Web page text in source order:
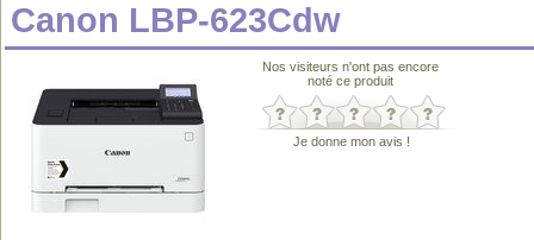
Canon LBP-623Cdw
Nos visiteurs n'ont pas encore
noté ce produit
Je donne mon avis !